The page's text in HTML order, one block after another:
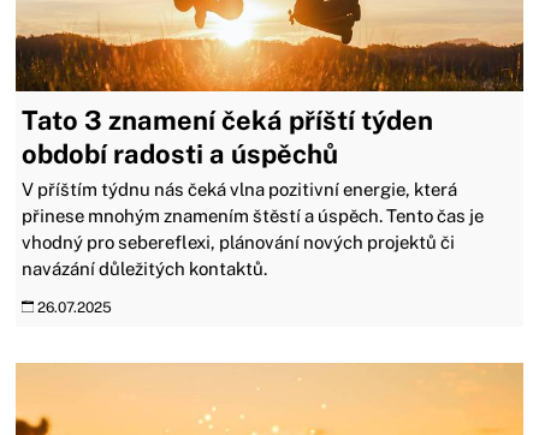
Tato 3 znamení čeká příští týden
období radosti a úspěchů
V příštím týdnu nás čeká vlna pozitivní energie, která
přinese mnohým znamením štěstí a úspěch. Tento čas je
vhodný pro sebereflexi, plánování nových projektů či
navázání důležitých kontaktů.
26.07.2025